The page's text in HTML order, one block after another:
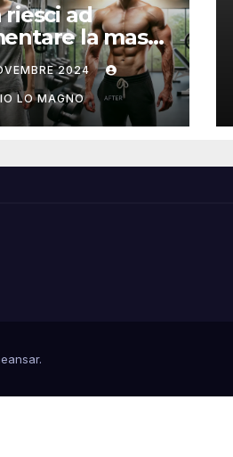
riesci ad
la massa
Ecco
fare!2024
LO MAGNO
.